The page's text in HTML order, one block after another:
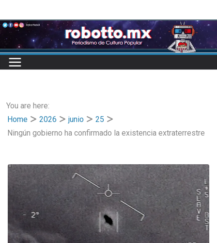
to
content
You are here:
Home
2026 junio
25
Ningún gobierno ha confirmado la existencia extraterrestre